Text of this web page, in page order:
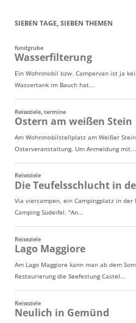
SIEBEN TAGE, SIEBEN THEMEN